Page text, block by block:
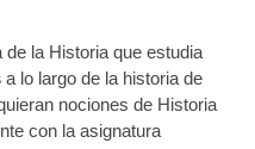
de la Historia que estudia
a lo largo de la historia de
nociones de Historia
con la asignatura